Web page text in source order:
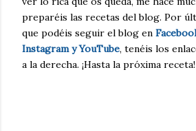
preparéis las recetas del blog. Por
que podéis seguir el blog en
Instagram y YouTube, tenéis los
a la derecha. ¡Hasta la próxima receta!